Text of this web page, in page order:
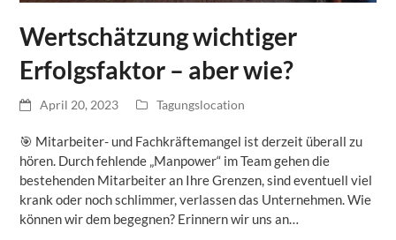
Wertschätzung wichtiger
Erfolgsfaktor – aber wie?
April 20, 2023 Tagungslocation
🎯 Mitarbeiter- und Fachkräftemangel ist derzeit überall zu
hören. Durch fehlende „Manpower“ im Team gehen die
bestehenden Mitarbeiter an Ihre Grenzen, sind eventuell viel
krank oder noch schlimmer, verlassen das Unternehmen. Wie
können wir dem begegnen? Erinnern wir uns an…